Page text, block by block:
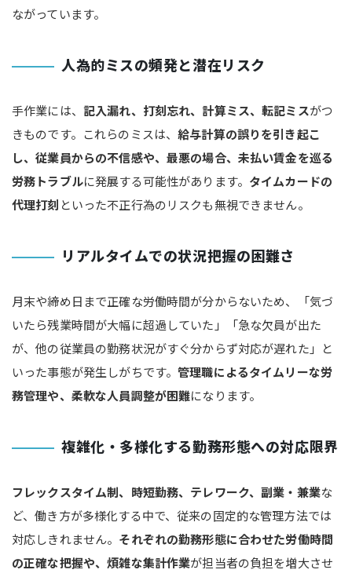
ながっています。
人為的ミスの頻発と潜在リスク
手作業には、 記入漏れ、打刻忘れ、計算ミス、転記ミスがつ
きものです。これらのミスは、給与計算の誤りを引き起こ
し、従業員からの不信感や、最悪の場合、未払い賃金を巡る
労務トラブルに発展する可能性があります。 タイムカードの
代理打刻 といった不正行為のリスクも無視できません。
リアルタイムでの状況把握の困難さ
月末や締め日まで正確な労働時間が分からないため、「気づ
いたら残業時間が大幅に超過していた」「急な欠員が出た
が、他の従業員の勤務状況がすぐ分からず対応が遅れた」と
いった事態が発生しがちです。管理職によるタイムリーな労
務管理や、柔軟な人員調整が困難になります。
複雑化・多様化する勤務形態への対応限界
フレックスタイム制、時短勤務、テレワーク、副業・兼業な
ど、働き方が多様化する中で、従来の固定的な管理方法では
対応しきれません。 それぞれの勤務形態に合わせた労働時間
の正確な把握や、煩雑な集計作業が担当者の負担を増大させ